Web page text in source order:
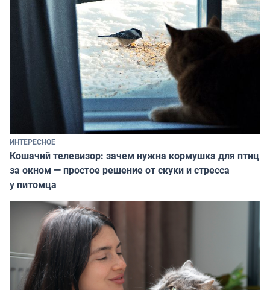
ИНТЕРЕСНОЕ
Кошачий телевизор: зачем нужна кормушка для птиц
за окном — простое решение от скуки и стресса
у питомца